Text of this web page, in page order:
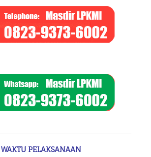
WAKTU PELAKSANAAN